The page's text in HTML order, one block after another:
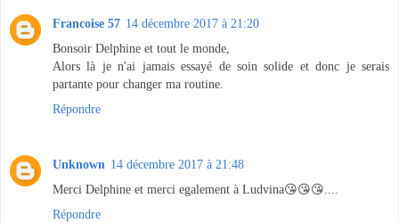
Francoise 57 14 décembre 2017 à 21:20
Bonsoir Delphine et tout le monde,
Alors là je n'ai jamais essayé de soin solide et donc je serais
partante pour changer ma routine.
Répondre
Unknown 14 décembre 2017 à 21:48
Merci Delphine et merci egalement à Ludvina😘😘😘....
Répondre